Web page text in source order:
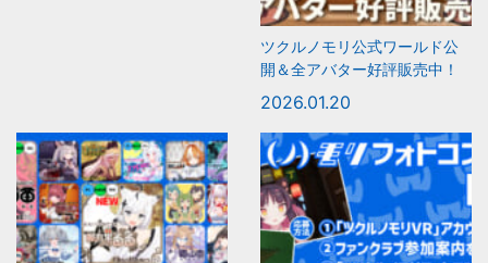
ツクルノモリ公式ワールド公
開＆全アバター好評販売中！
2026.01.20